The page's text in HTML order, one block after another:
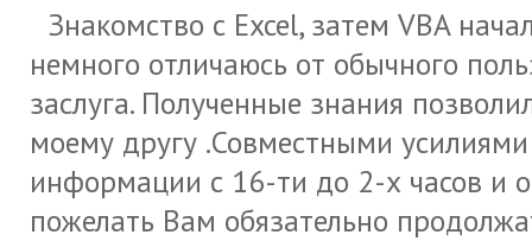
Знакомство с Excel, затем VBA
немного отличаюсь от обычного
заслуга. Полученные знания
моему другу .Совместными
информации с 16-ти до 2-х часов и
пожелать Вам обязательно